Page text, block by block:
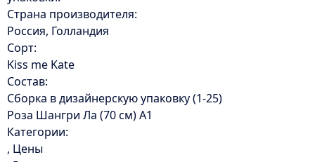
Страна производителя:
Россия, Голландия
Сорт:
Kiss me Kate
Состав:
Сборка в дизайнерскую упаковку (1-25)
Роза Шангри Ла (70 см) А1
Категории:
, Цены